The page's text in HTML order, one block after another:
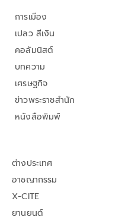
การเมือง
เปลว สีเงิน
คอลัมนิสต์
บทความ
เศรษฐกิจ
ข่าวพระราชสำนัก
หนังสือพิมพ์
ต่างประเทศ
อาชญากรรม
X-CITE
ยานยนต์